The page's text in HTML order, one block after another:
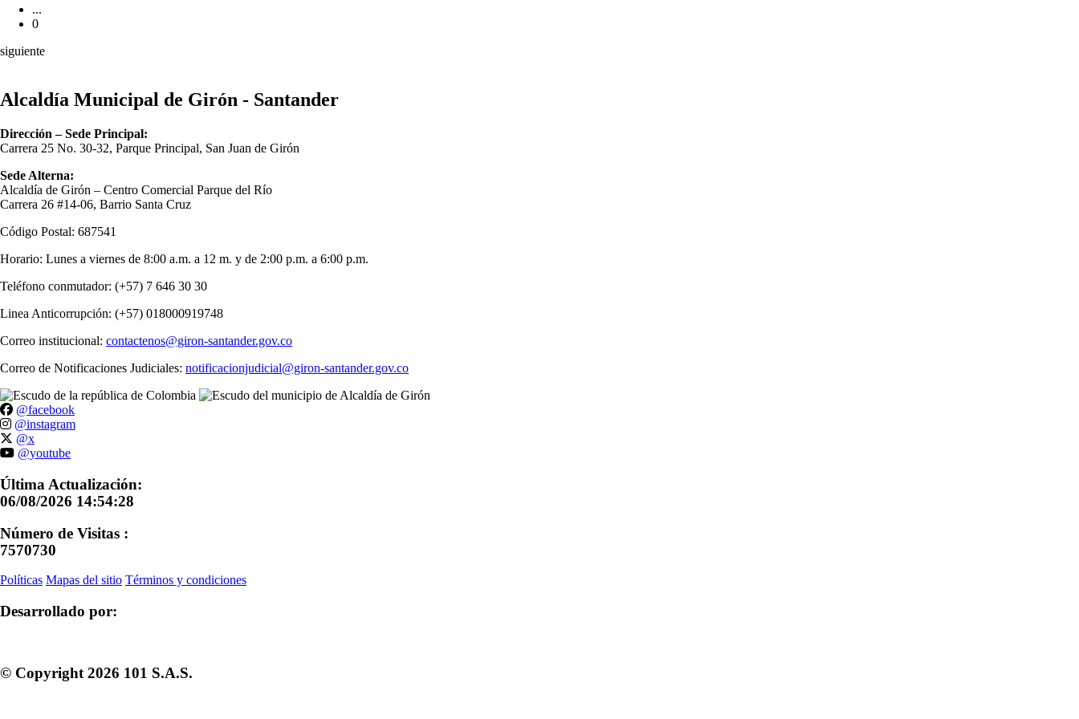
...
0
siguiente
Alcaldía Municipal de Girón - Santander
Dirección – Sede Principal:
Carrera 25 No. 30-32, Parque Principal, San Juan de Girón
Sede Alterna:
Alcaldía de Girón – Centro Comercial Parque del Río
Carrera 26 #14-06, Barrio Santa Cruz
Código Postal: 687541
Horario: Lunes a viernes de 8:00 a.m. a 12 m. y de 2:00 p.m. a 6:00 p.m.
Teléfono conmutador: (+57) 7 646 30 30
Linea Anticorrupción: (+57) 018000919748
Correo institucional: contactenos@giron-santander.gov.co
Correo de Notificaciones Judiciales: notificacionjudicial@giron-santander.gov.co
@facebook
@instagram
@x
@youtube
Última Actualización:
06/08/2026 14:54:28
Número de Visitas :
7570730
Políticas Mapas del sitio Términos y condiciones
Desarrollado por:
© Copyright 2026 101 S.A.S.